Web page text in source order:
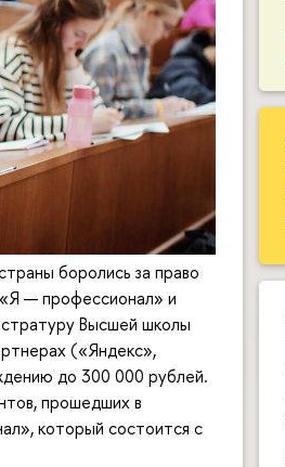
боролись за право
— профессионал» и
Высшей школы
(«Яндекс»,
до 300 000 рублей.
прошедших в
который состоится с